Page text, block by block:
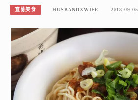
宜蘭美食 HUSBANDXWIFE 2018-09-05